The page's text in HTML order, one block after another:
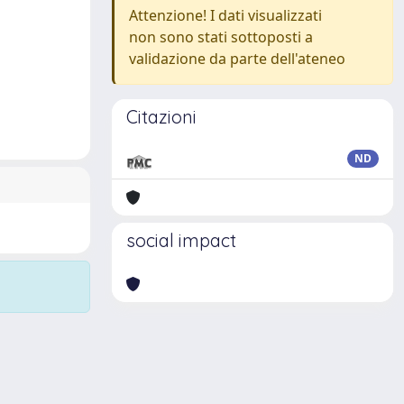
Attenzione! I dati visualizzati
non sono stati sottoposti a
validazione da parte dell'ateneo
Citazioni
ND
social impact